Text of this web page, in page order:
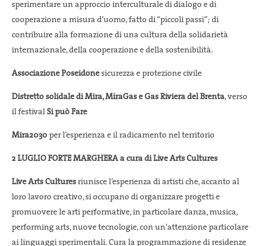
sperimentare un approccio interculturale di dialogo e di
cooperazione a misura d’uomo, fatto di “piccoli passi”; di
contribuire alla formazione di una cultura della solidarietà
internazionale, della cooperazione e della sostenibilità.
Associazione Poseidone sicurezza e protezione civile
Distretto solidale di Mira, MiraGas e Gas Riviera del Brenta, verso
il festival Si può Fare
Mira2030 per l’esperienza e il radicamento nel territorio
2 LUGLIO FORTE MARGHERA a cura di Live Arts Cultures
Live Arts Cultures riunisce l’esperienza di artisti che, accanto al
loro lavoro creativo, si occupano di organizzare progetti e
promuovere le arti performative, in particolare danza, musica,
performing arts, nuove tecnologie, con un’attenzione particolare
ai linguaggi sperimentali. Cura la programmazione di residenze